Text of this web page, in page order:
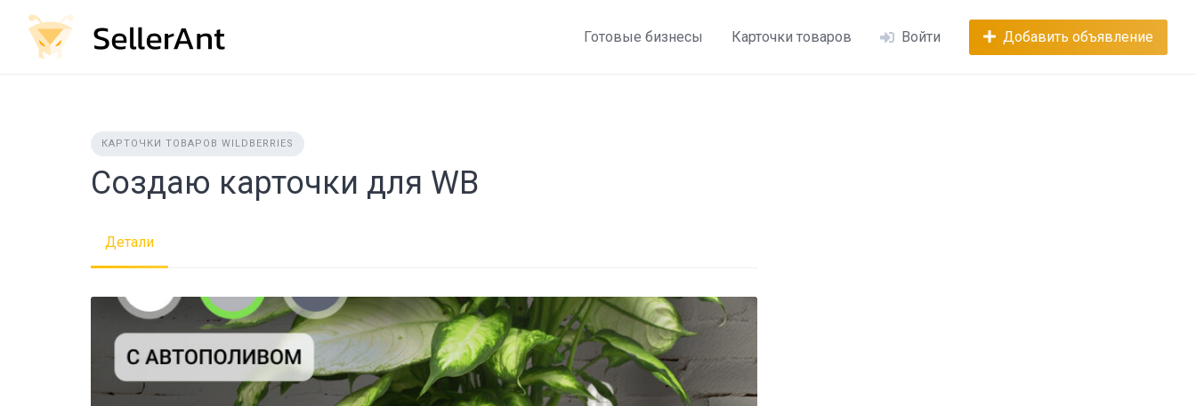
content
Готовые бизнесы Карточки товаров Войти Добавить объявление
КАРТОЧКИ ТОВАРОВ WILDBERRIES
Создаю карточки для WB
Детали